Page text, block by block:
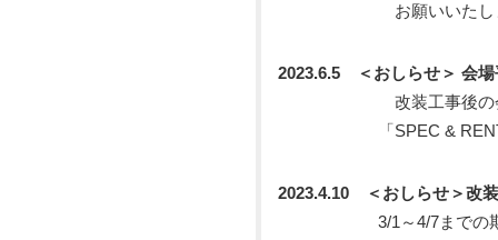
お願いいたしま
2023.6.5 ＜おしらせ＞ 会場
改装工事後の会場平
「SPEC & RENTAL」
2023.4.10 ＜おしらせ＞改
3/1～4/7までの期間、改